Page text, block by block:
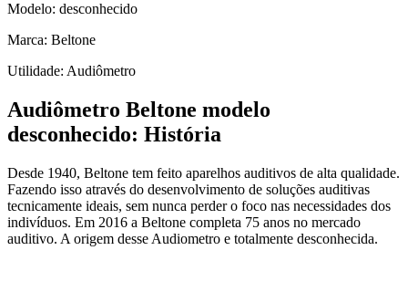
Modelo: desconhecido
Marca: Beltone
Utilidade: Audiômetro
Audiômetro Beltone modelo
desconhecido: História
Desde 1940, Beltone tem feito aparelhos auditivos de alta qualidade.
Fazendo isso através do desenvolvimento de soluções auditivas
tecnicamente ideais, sem nunca perder o foco nas necessidades dos
indivíduos. Em 2016 a Beltone completa 75 anos no mercado
auditivo. A origem desse Audiometro e totalmente desconhecida.